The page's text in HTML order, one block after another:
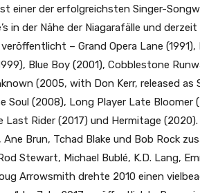
einer der erfolgreichsten Singer-
in der Nähe der Niagarafälle und
– Grand Opera Lane
Blue Boy (2001), Cobblestone
(2005, with Don Kerr, released as
Soul (2008), Long Player Late Bloomer
Last Rider (2017) und Hermitage
Ane Brun, Tchad Blake und Bob Rock
Stewart, Michael Bublé, K.D. Lang,
Arrowsmith drehte 2010 einen